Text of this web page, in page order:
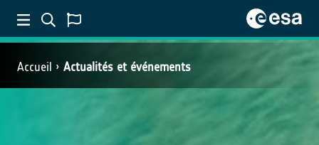
Accueil Actualités et événements